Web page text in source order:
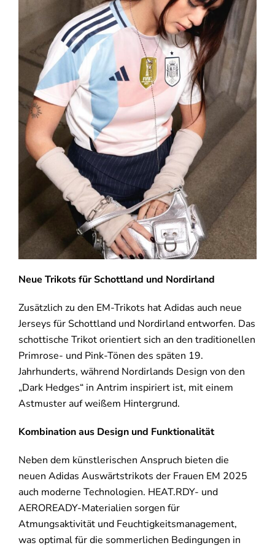
Neue Trikots für Schottland und Nordirland
Zusätzlich zu den EM-Trikots hat Adidas auch neue
Jerseys für Schottland und Nordirland entworfen. Das
schottische Trikot orientiert sich an den traditionellen
Primrose- und Pink-Tönen des späten 19.
Jahrhunderts, während Nordirlands Design von den
„Dark Hedges“ in Antrim inspiriert ist, mit einem
Astmuster auf weißem Hintergrund.
Kombination aus Design und Funktionalität
Neben dem künstlerischen Anspruch bieten die
neuen Adidas Auswärtstrikots der Frauen EM 2025
auch moderne Technologien. HEAT.RDY- und
AEROREADY-Materialien sorgen für
Atmungsaktivität und Feuchtigkeitsmanagement,
was optimal für die sommerlichen Bedingungen in